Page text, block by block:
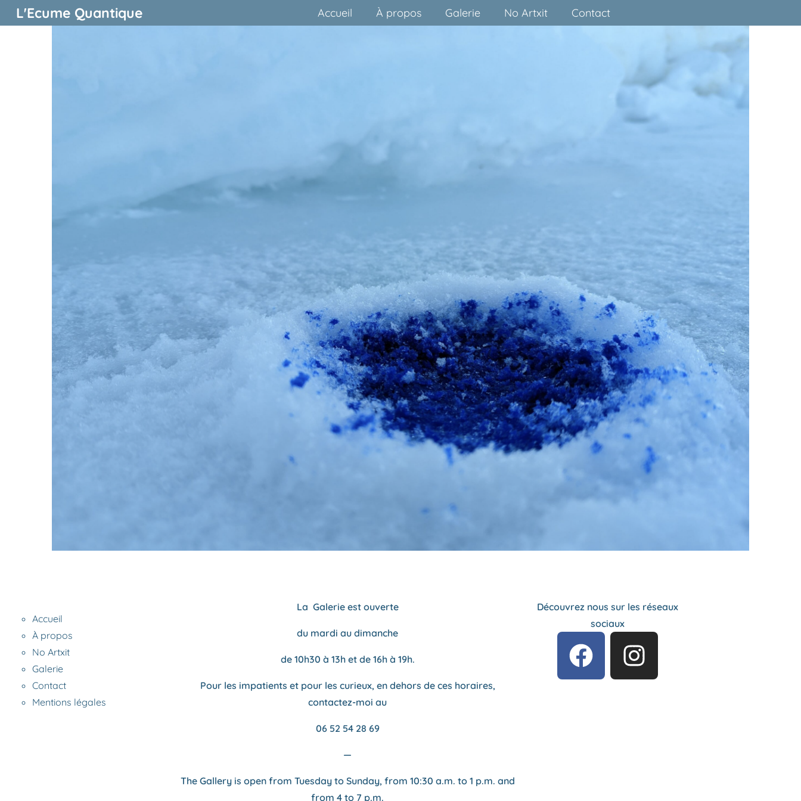
L'Ecume Quantique Accueil À propos Galerie No Artxit Contact
Accueil
À propos
No Artxit
Galerie
Contact
Mentions légales
La Galerie est ouverte
du mardi au dimanche
de 10h30 à 13h et de 16h à 19h.
Pour les impatients et pour les curieux, en dehors de ces horaires,
contactez-moi au
06 52 54 28 69
—
The Gallery is open from Tuesday to Sunday, from 10:30 a.m. to 1 p.m. and
from 4 to 7 p.m.
Découvrez nous sur les réseaux
sociaux